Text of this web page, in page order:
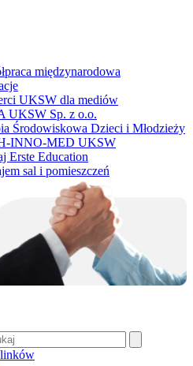
międzynarodowa
UKSW dla mediów
UKSW Sp. z o.o.
Środowiskowa Dzieci i Młodzieży
INNO-MED UKSW
Erste Education
sal i pomieszczeń